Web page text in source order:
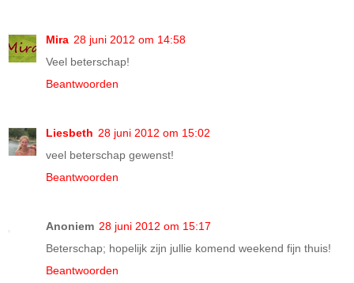
Mira 28 juni 2012 om 14:58
Veel beterschap!
Beantwoorden
Liesbeth 28 juni 2012 om 15:02
veel beterschap gewenst!
Beantwoorden
Anoniem 28 juni 2012 om 15:17
Beterschap; hopelijk zijn jullie komend weekend fijn thuis!
Beantwoorden